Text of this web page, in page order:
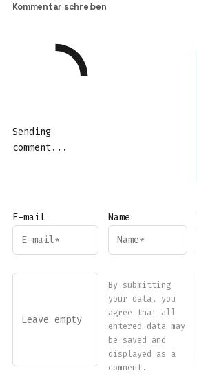
Kommentar schreiben
Sending
comment...
E-mail Name
By submitting
your data, you
agree that all
entered data may
be saved and
displayed as a
comment.